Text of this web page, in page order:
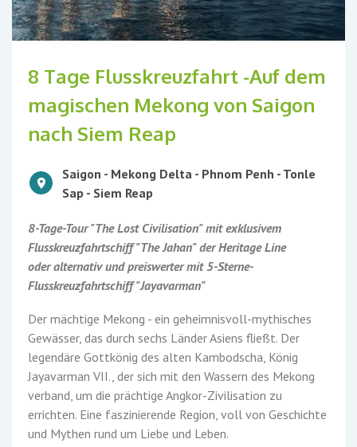
8 Tage Flusskreuzfahrt -Auf dem
magischen Mekong von Saigon
nach Siem Reap
Saigon - Mekong Delta - Phnom Penh - Tonle
Sap - Siem Reap
8-Tage-Tour "The Lost Civilisation" mit exklusivem
Flusskreuzfahrtschiff "The Jahan" der Heritage Line
oder alternativ und preiswerter mit 5-Sterne-
Flusskreuzfahrtschiff "Jayavarman"
Der mächtige Mekong - ein geheimnisvoll-mythisches
Gewässer, das durch sechs Länder Asiens fließt. Der
legendäre Gottkönig des alten Kambodscha, König
Jayavarman VII., der sich mit den Wassern des Mekong
verband, um die prächtige Angkor-Zivilisation zu
errichten. Eine faszinierende Region, voll von Geschichte
und Mythen rund um Liebe und Leben.